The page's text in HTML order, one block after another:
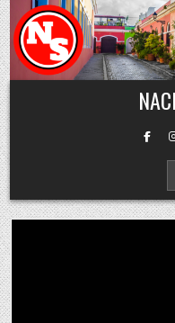
Skip to content